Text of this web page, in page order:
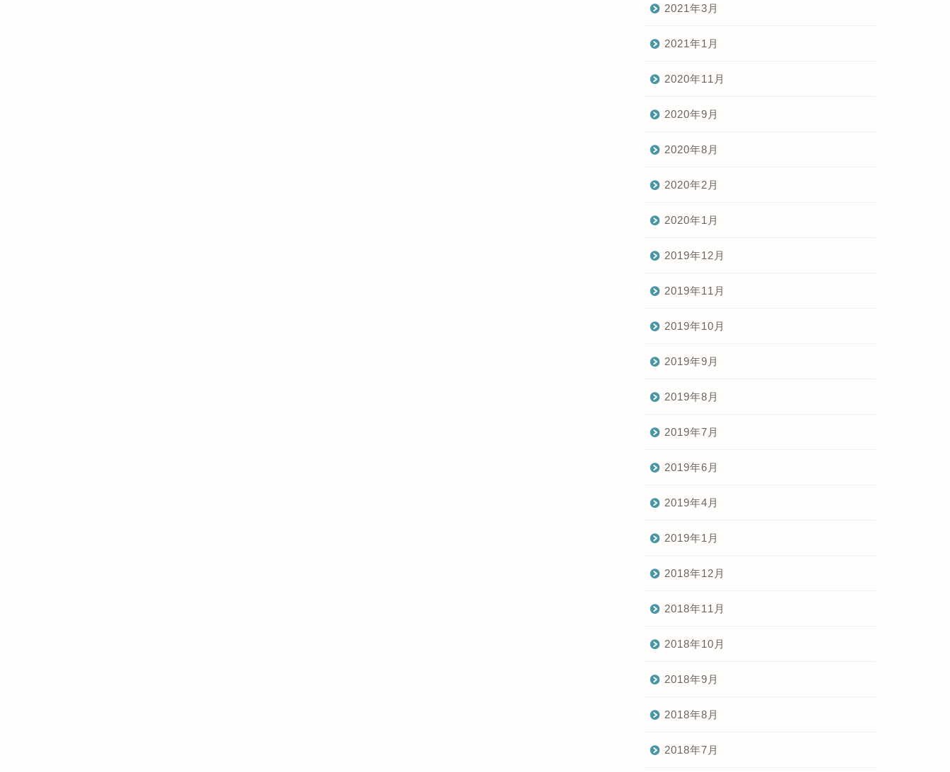
2021年3月
2021年1月
2020年11月
2020年9月
2020年8月
2020年2月
2020年1月
2019年12月
2019年11月
2019年10月
2019年9月
2019年8月
2019年7月
2019年6月
2019年4月
2019年1月
2018年12月
2018年11月
2018年10月
2018年9月
2018年8月
2018年7月